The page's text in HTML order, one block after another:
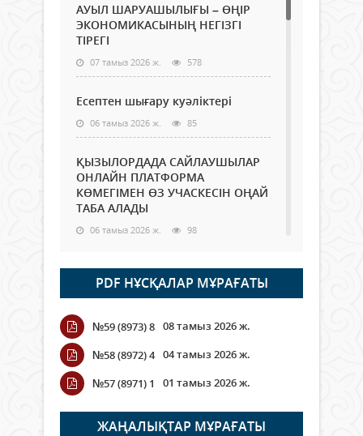
АУЫЛ ШАРУАШЫЛЫҒЫ – ӨҢІР
ЭКОНОМИКАСЫНЫҢ НЕГІЗГІ
ТІРЕГІ
07 тамыз 2026 ж. 578
Есептен шығару куәліктері
06 тамыз 2026 ж. 85
ҚЫЗЫЛОРДАДА САЙЛАУШЫЛАР
ОНЛАЙН ПЛАТФОРМА
КӨМЕГІМЕН ӨЗ УЧАСКЕСІН ОҢАЙ
ТАБА АЛАДЫ
06 тамыз 2026 ж. 98
Open Air: Қызылорда облысы
полиция департаменті 20
мыңнан астам көрерменнің
қауіпсіздігін қамтамасыз етті
06 тамыз 2026 ж.
Wi-Fi ҚАБЫРҒА АРҚЫЛЫ ҚАЛАЙ
ӨТЕДІ?
06 тамыз 2026 ж. 276
PDF НҰСҚАЛАР МҰРАҒАТЫ
№59 (8973) 8 08 тамыз 2026 ж.
№58 (8972) 4 04 тамыз 2026 ж.
№57 (8971) 1
01 тамыз 2026 ж.
ЖАҢАЛЫҚТАР МҰРАҒАТЫ